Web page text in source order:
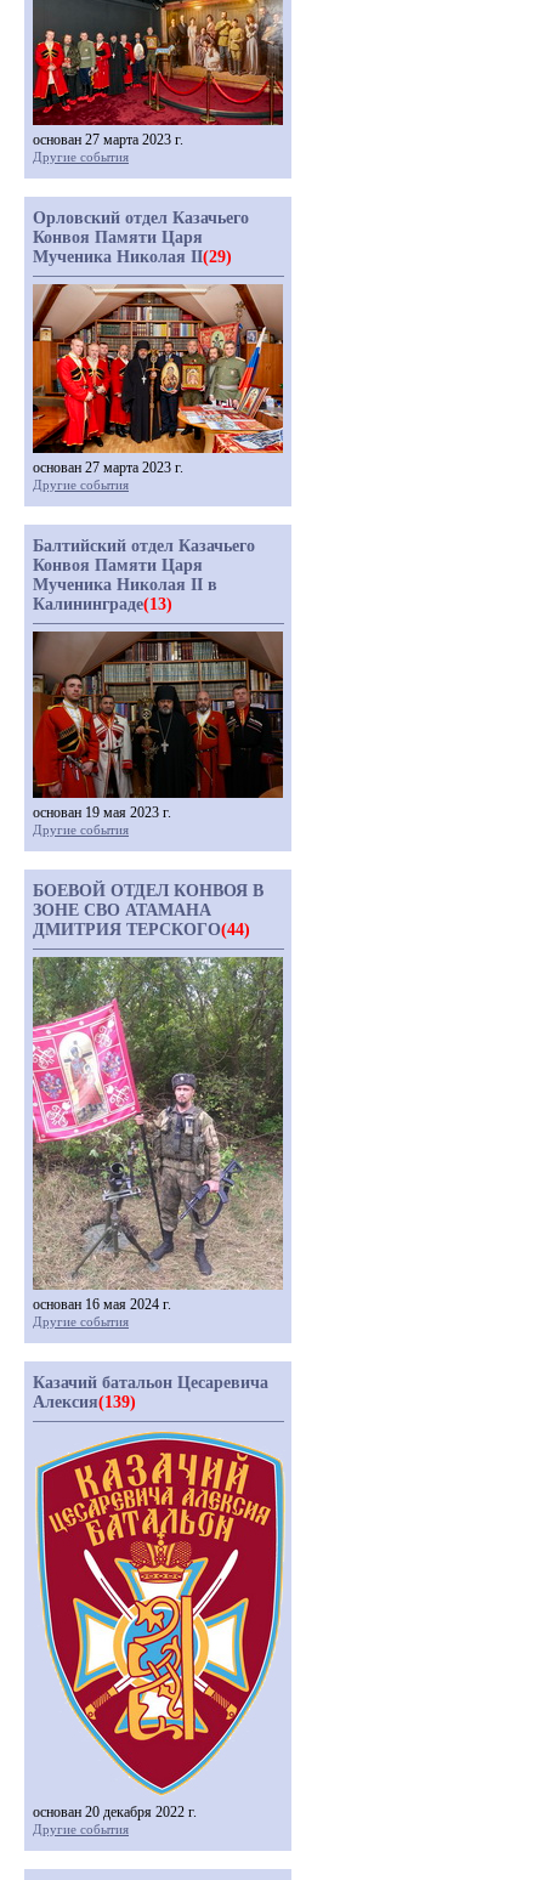
основан 27 марта 2023 г.
Другие события
Орловский отдел Казачьего
Конвоя Памяти Царя
Мученика Николая II(29)
основан 27 марта 2023 г.
Другие события
Балтийский отдел Казачьего
Конвоя Памяти Царя
Мученика Николая II в
Калининграде(13)
основан 19 мая 2023 г.
Другие события
БОЕВОЙ ОТДЕЛ КОНВОЯ В
ЗОНЕ СВО АТАМАНА
ДМИТРИЯ ТЕРСКОГО(44)
основан 16 мая 2024 г.
Другие события
Казачий батальон Цесаревича
Алексия(139)
основан 20 декабря 2022 г.
Другие события